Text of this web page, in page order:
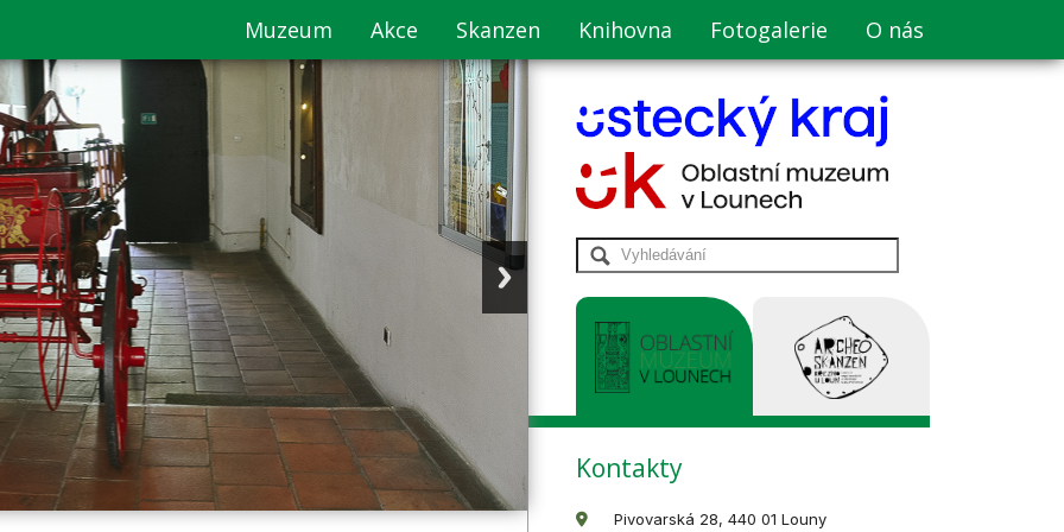
Muzeum Akce Skanzen Knihovna Fotogalerie O nás
Kontakty
Pivovarská 28, 440 01 Louny